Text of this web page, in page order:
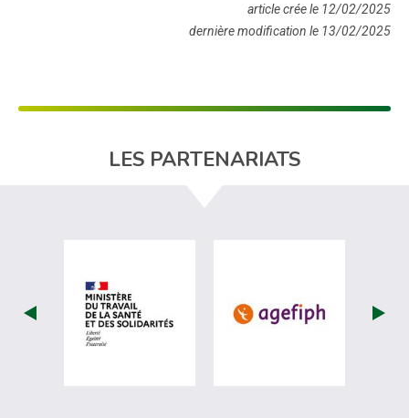
article crée le 12/02/2025
dernière modification le 13/02/2025
LES PARTENARIATS
visiter les site de Ministère du travail
visiter les